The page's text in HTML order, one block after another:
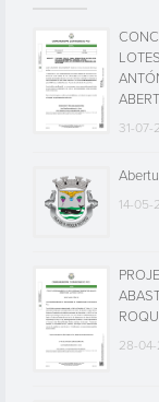
31-07-
14-05-
28-